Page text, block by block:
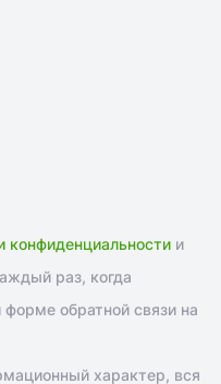
конфиденциальности и
раз, когда
обратной связи на
характер, вся